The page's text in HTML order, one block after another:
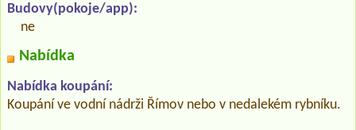
Budovy(pokoje/app):
ne
Nabídka
Nabídka koupání:
Koupání ve vodní nádrži Římov nebo v nedalekém rybníku.